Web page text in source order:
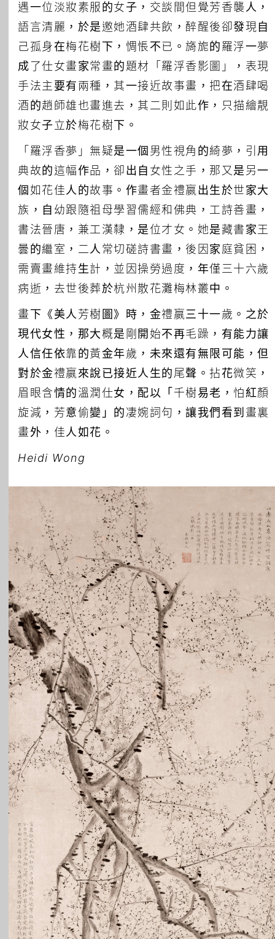
遇一位淡妝素服的女子，交談間但覺芳香襲人，
語言清麗，於是邀她酒肆共飲，醉醒後卻發現自
己孤身在梅花樹下，惆悵不已。旖旎的羅浮一夢
成了仕女畫家常畫的題材「羅浮香影圖」，表現
手法主要有兩種，其一接近故事畫，把在酒肆喝
酒的趙師雄也畫進去，其二則如此作，只描繪靚
妝女子立於梅花樹下。
「羅浮香夢」無疑是一個男性視角的綺夢，引用
典故的這幅作品，卻出自女性之手，那又是另一
個如花佳人的故事。作畫者金禮嬴出生於世家大
族，自幼跟隨祖母學習儒經和佛典，工詩善畫，
書法晉唐，兼工漢隸，是位才女。她是藏書家王
曇的繼室，二人常切磋詩書畫，後因家庭貧困，
需賣畫維持生計，並因操勞過度，年僅三十六歲
病逝，去世後葬於杭州散花灘梅林叢中。
畫下《美人芳樹圖》時，金禮嬴三十一歲。之於
現代女性，那大概是剛開始不再毛躁，有能力讓
人信任依靠的黃金年歲，未來還有無限可能，但
對於金禮嬴來說已接近人生的尾聲。拈花微笑，
眉眼含情的溫潤仕女，配以「千樹易老，怕紅顏
旋減，芳意偷變」的凄婉詞句，讓我們看到畫裏
畫外，佳人如花。
Heidi Wong